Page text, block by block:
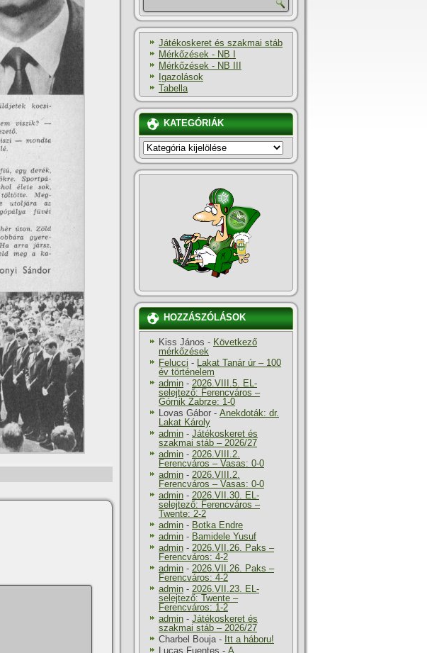
Játékoskeret és szakmai stáb
Mérkőzések - NB I
Mérkőzések - NB III
Igazolások
Tabella
KATEGÓRIÁK
KATEGÓRIÁK
HOZZÁSZÓLÁSOK
Kiss János - Következő
mérkőzések
Felucci - Lakat Tanár úr – 100
év történelem
admin - 2026.VIII.5. EL-
selejtező: Ferencváros –
Górnik Zabrze: 1-0
Lovas Gábor - Anekdoták: dr.
Lakat Károly
admin - Játékoskeret és
szakmai stáb – 2026/27
admin - 2026.VIII.2.
Ferencváros – Vasas: 0-0
admin - 2026.VIII.2.
Ferencváros – Vasas: 0-0
admin - 2026.VII.30. EL-
selejtező: Ferencváros –
Twente: 2-2
admin - Botka Endre
admin - Bamidele Yusuf
admin - 2026.VII.26. Paks –
Ferencváros: 4-2
admin - 2026.VII.26. Paks –
Ferencváros: 4-2
admin - 2026.VII.23. EL-
selejtező: Twente –
Ferencváros: 1-2
admin - Játékoskeret és
szakmai stáb – 2026/27
Charbel Bouja- Itt a háboru!
Lucas Fuentes - A